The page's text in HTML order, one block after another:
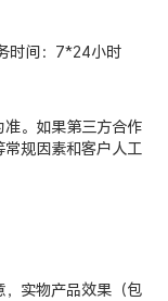
时间：7*24小时
。如果第三方合作
规因素和客户人工
实物产品效果（包